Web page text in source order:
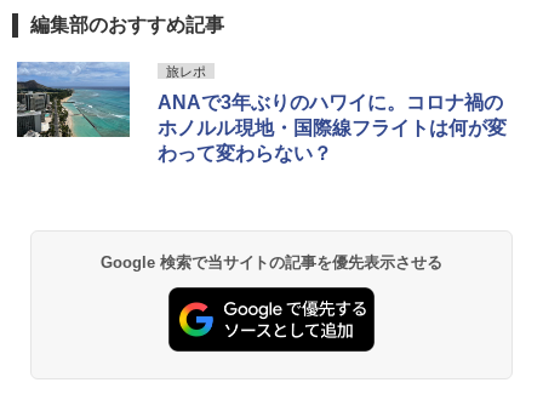
D40 地球の歩き方 チェンマイ タイ北部の魅
力的な町 2026～2027 地球の歩き方D アジア
￥2,079
[キャンパーズコレクション 山善] ポップアッ
プテント 傘みたいに広げて畳める パッとサ
ッとサンシェード キューブ フルクローズ メ
ッシュ 簡単設置 ワンタッチテント キャンプ
&ハイキング カーキ PATC-150(KH)
PYKES PEAK (パイクスピーク) 着替えテン
人用 折りたたみ 防災グッズ 災害用トイレ ビ
ーチ ピクニック ポップアップテント 携帯 簡
易 トイレテント (ブラック)
BUNDOK(バンドック)ソロ ドーム 1 EX BDK
-08EX カーキ ソロキャンプ ポリエステル フ
レーム テント
￥14,800
026リニューアル 急速冷凍 空間倍増 衛生的
コンパクト 保冷力長持ち
￥2,980
熊撃退スプレー 熊よけスプレー 熊スプレー
編集部のおすすめ記事
旅レポ
ANAで3年ぶりのハワイに。コロナ禍の
ホノルル現地・国際線フライトは何が変
わって変わらない？
Google 検索で当サイトの記事を優先表示させる